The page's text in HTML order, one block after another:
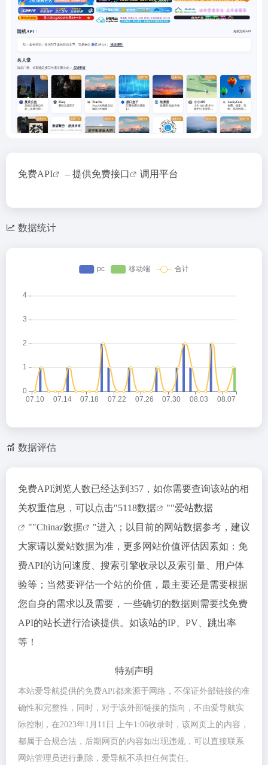
免费API – 提供免费接口 调用平台
数据统计
数据评估
免费API浏览人数已经达到357，如你需要查询该站的相
关权重信息，可以点击"5118数据 ""爱站数据
""Chinaz数据
"进入；以目前的网站数据参考，建议
大家请以爱站数据为准，更多网站价值评估因素如：免
费API的访问速度、搜索引擎收录以及索引量、用户体
验等；当然要评估一个站的价值，最主要还是需要根据
您自身的需求以及需要，一些确切的数据则需要找免费
API的站长进行洽谈提供。如该站的IP、PV、跳出率
等！
特别声明
本站爱导航提供的免费API都来源于网络，不保证外部链接的准
确性和完整性，同时，对于该外部链接的指向，不由爱导航实
际控制，在2023年1月11日 上午1:06收录时，该网页上的内容，
都属于合规合法，后期网页的内容如出现违规，可以直接联系
网站管理员进行删除，爱导航不承担任何责任。